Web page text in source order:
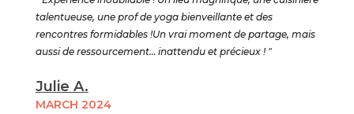
talentueuse, une prof de yoga bienveillante et des
rencontres formidables !Un vrai moment de partage, mais
aussi de ressourcement… inattendu et précieux ! "
Julie A.
MARCH 2024